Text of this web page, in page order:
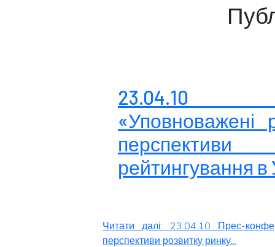
23.04.10
«Уповноважені
рейтингування в
Читати далі: 23.04.10 Прес-
перспективи розвитку ринку...